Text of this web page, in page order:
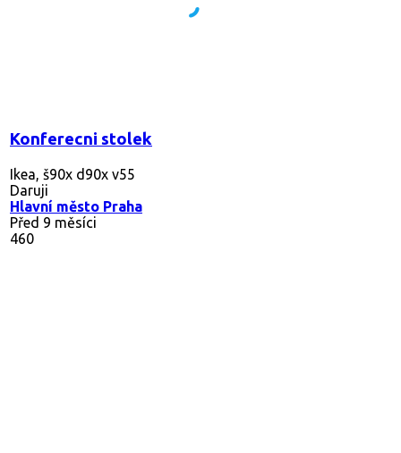
Konferecni stolek
Ikea, š90x d90x v55
Daruji
Hlavní město Praha
Před 9 měsíci
460